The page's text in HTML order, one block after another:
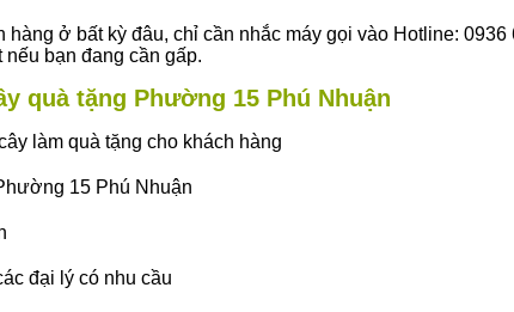
ở bất kỳ đâu, chỉ cần nhắc máy gọi vào Hotline: 0936
bạn đang cần gấp.
quà tặng Phường 15 Phú Nhuận
làm quà tặng cho khách hàng
15 Phú Nhuận
đại lý có nhu cầu